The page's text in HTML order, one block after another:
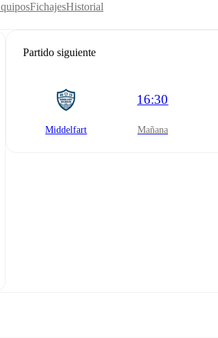
FichajesHistorial
Partido siguiente
Middelfart
16:30
mañana